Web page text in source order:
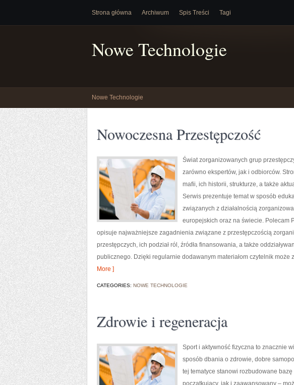
Strona główna Archiwum Spis Treści Tagi
Nowe Technologie
Nowe Technologie
Nowoczesna Przestępczość
Świat zorganizowanych grup
zarówno ekspertów, jak i odbiorców.
mafii, ich historii, strukturze, a także
Serwis prezentuje temat w sposób
związanych z działalnością
europejskich oraz na świecie. Polecam
opisuje najważniejsze zagadnienia związane z przestępczością
przestępczych, ich podział ról, źródła finansowania, a także
publicznego. Dzięki regularnie dodawanym materiałom czytelnik
More ]
CATEGORIES: NOWE TECHNOLOGIE
Zdrowie i regeneracja
Sport i aktywność fizyczna to znacznie
sposób dbania o zdrowie, dobre
tej tematyce stanowi rozbudowane
początkujący, jak i zaawansowany –